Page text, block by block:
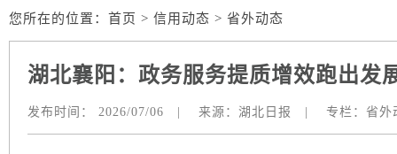
您所在的位置： 首页 > 信用动态 > 省外动态
湖北襄阳：政务服务提质增效跑出发
发布时间： 2026/07/06 来源： 湖北日报 专栏： 省外